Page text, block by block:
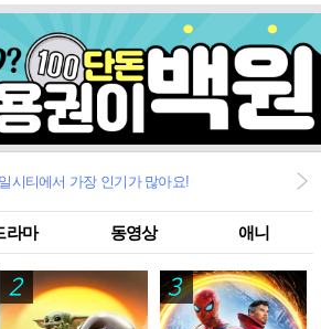
시티에서 가장 인기가 많아요!
라마 동영상 애니
2 3